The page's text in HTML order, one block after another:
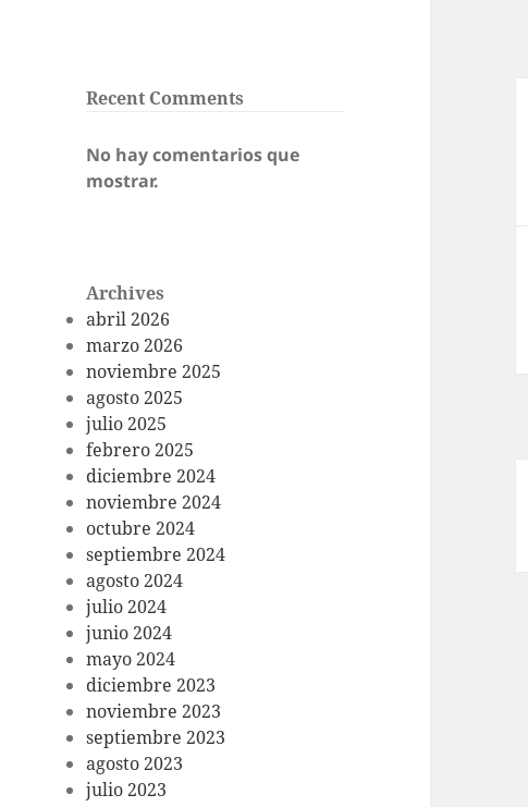
Recent Comments
No hay comentarios que
mostrar.
Archives
abril 2026
marzo 2026
noviembre 2025
agosto 2025
julio 2025
febrero 2025
diciembre 2024
noviembre 2024
octubre 2024
septiembre 2024
agosto 2024
julio 2024
junio 2024
mayo 2024
diciembre 2023
noviembre 2023
septiembre 2023
agosto 2023
julio 2023